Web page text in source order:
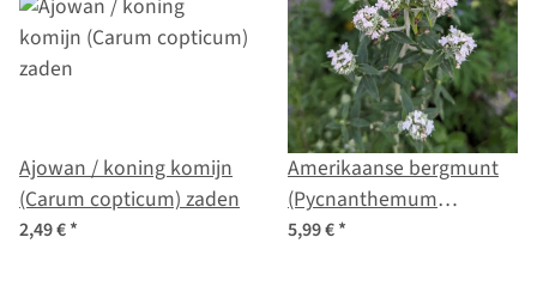
Ajowan / koning komijn
(Carum copticum) zaden
2,49 €*
Amerikaanse bergmunt
(Pycnanthemum
pilosum) bio zaad
5,99 €*